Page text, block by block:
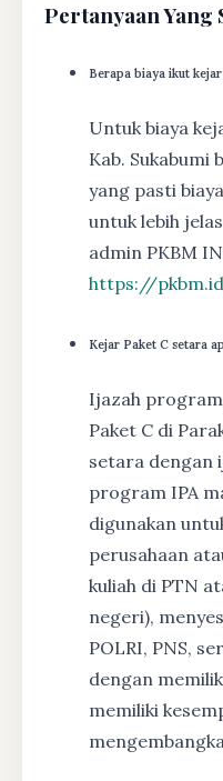
Pertanyaan
Berapa biaya ikut
Untuk biaya
Kab. Sukabumi
yang pasti
untuk lebih
admin PKBM
https://
Kejar Paket C setara
Ijazah
Paket C di
setara dengan
program IPA
digunakan
perusahaan
kuliah di PTN
negeri),
POLRI, PNS,
dengan
memiliki